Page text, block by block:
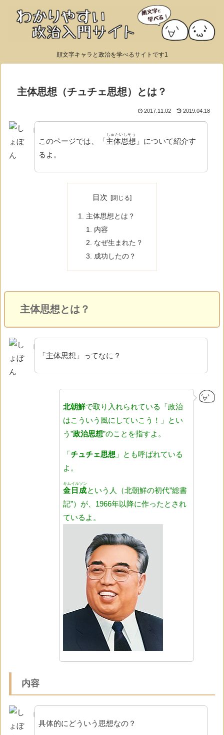
顔文字キャラと政治を学べるサイトです1
主体思想（チュチェ思想）とは？
2017.11.02 2019.04.18
このページでは、「主体思想
しゅたいしそう
」について紹介す
るよ。
目次
主体思想とは？
内容
なぜ生まれた？
成功したの？
主体思想とは？
「主体思想」ってなに？
北朝鮮で取り入れられている「政治
はこういう風にしていこう！」とい
う”政治思想”のことを指すよ。
「チュチェ思想 」とも呼ばれている
よ。
金日成
キムイルソン
という人（北朝鮮の初代”総書
記”）が、1966年以降に作ったとされ
ているよ。
内容
具体的にどういう思想なの？